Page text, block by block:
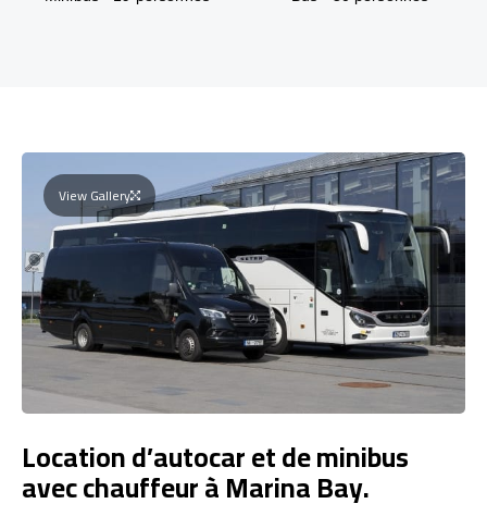
View Gallery
Location d’autocar et de minibus
avec chauffeur à Marina Bay.